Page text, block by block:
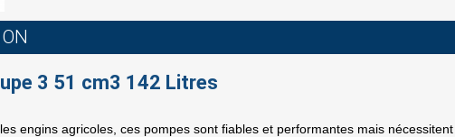
3 51 cm3 142 Litres
engins agricoles, ces pompes sont fiables et performantes mais